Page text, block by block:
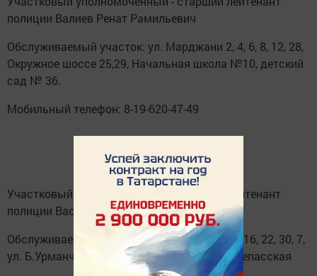
полиции Валиев Ренат Рамильевич
Обслуживаемый участок: ул. Марджани 2, 4, 6, 8, 12, 28,
Окружное шоссе 25,29, Начальная школа №10, детский
сад № 36.
Мобильный телефон: 8-19-620-47-49
Участковый уполномоченный - старший лейтенант
полиции Васильева Наталья Сергеевна
Обслуживаемый участок: ул. Марджани 14, 16, 22, 30, 7,
ул. Б.Урманче, ул. Автомобилистов, ул. Лангепасская